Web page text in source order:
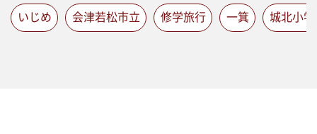
いじめ 会津若松市立 修学旅行 一箕 城北小